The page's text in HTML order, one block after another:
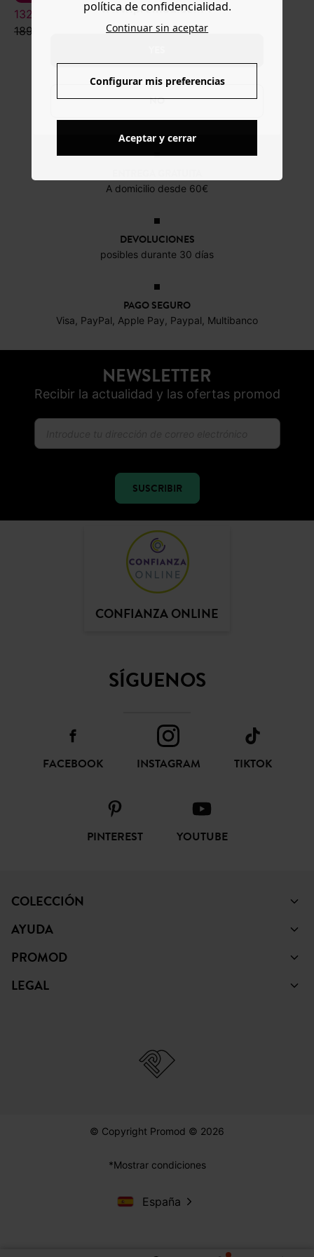
www.promod.com ?
NO
132,99 €
189,99 €
27,99 €
69,99 €
A domicilio desde 60€
DEVOLUCIONES
posibles durante 30 días
PAGO SEGURO
Visa, PayPal, Apple Pay, Paypal, Multibanco
NEWSLETTER
Recibir la actualidad y las ofertas promod
SUSCRIBIR
CONFIANZA ONLINE
SÍGUENOS
FACEBOOK INSTAGRAM TIKTOK
PINTEREST YOUTUBE
COLECCIÓN
AYUDA
PROMOD
LEGAL
© Copyright Promod © 2026
*Mostrar condiciones
España
política de confidencialidad.
Continuar sin aceptar
Configurar mis preferencias
Aceptar y cerrar